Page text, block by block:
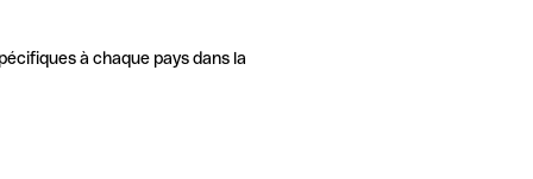
à chaque pays dans la